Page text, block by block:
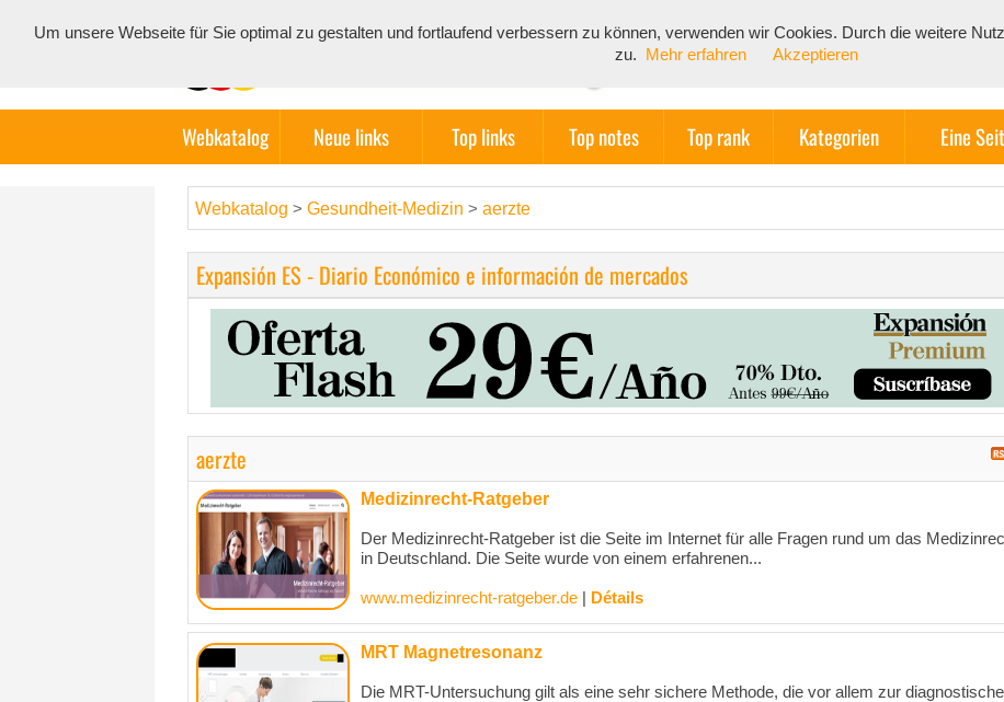
Webkatalog Neue links Top links Top notes Top rank Kategorien Eine
Webkatalog > Gesundheit-Medizin > aerzte
Expansión ES - Diario Económico e información de mercados
aerzte
Medizinrecht-Ratgeber
Der Medizinrecht-Ratgeber ist die Seite im Internet für alle Fragen rund um das
in Deutschland. Die Seite wurde von einem erfahrenen...
www.medizinrecht-ratgeber.de Détails
MRT Magnetresonanz
Die MRT-Untersuchung gilt als eine sehr sichere Methode, die vor allem zur
Um unsere Webseite für Sie optimal zu gestalten und fortlaufend verbessern zu können, verwenden wir Cookies. Durch die weitere
zu.
Mehr erfahren Akzeptieren